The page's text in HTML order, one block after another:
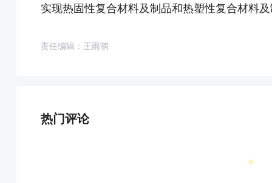
实现热固性复合材料及制品和热塑性复合材料
责任编辑：王雨萌
热门评论